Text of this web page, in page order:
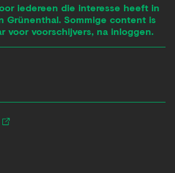
iedereen die interesse heeft in
Grünenthal. Sommige content is
voor voorschijvers, na inloggen.